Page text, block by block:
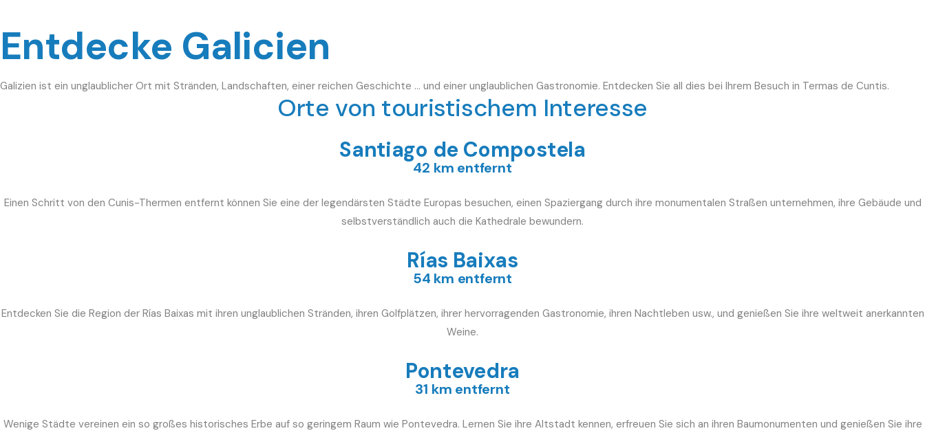
Entdecke Galicien
Galizien ist ein unglaublicher Ort mit Stränden, Landschaften, einer reichen Geschichte ... und einer unglaublichen Gastronomie. Entdecken Sie all dies bei Ihrem Besuch in Termas de Cuntis.
Orte von touristischem Interesse
Santiago de Compostela
42 km entfernt
Einen Schritt von den Cunis-Thermen entfernt können Sie eine der legendärsten Städte Europas besuchen, einen Spaziergang durch ihre monumentalen Straßen unternehmen, ihre Gebäude und
selbstverständlich auch die Kathedrale bewundern.
Rías Baixas
54 km entfernt
Entdecken Sie die Region der Rías Baixas mit ihren unglaublichen Stränden, ihren Golfplätzen, ihrer hervorragenden Gastronomie, ihren Nachtleben usw., und genießen Sie ihre weltweit anerkannten
Weine.
Pontevedra
31 km entfernt
Wenige Städte vereinen ein so großes historisches Erbe auf so geringem Raum wie Pontevedra. Lernen Sie ihre Altstadt kennen, erfreuen Sie sich an ihren Baumonumenten und genießen Sie ihre